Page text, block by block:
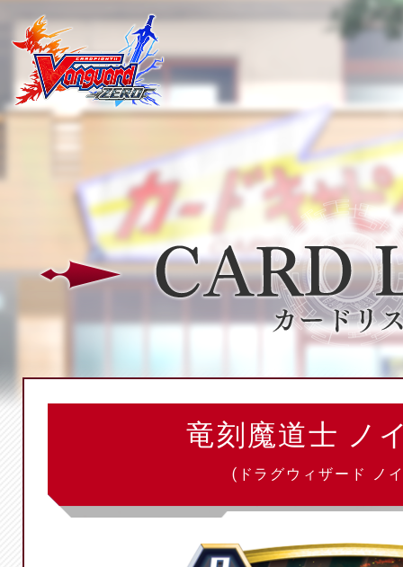
竜刻魔道士 ノ
(ドラグウィザード ノ